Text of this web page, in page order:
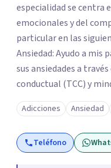
especialidad se
emocionales y del
particular en las siguientes áreas:
Ansiedad: Ayudo a mis pacientes a comprender y manejar
sus ansiedades a
conductual (TCC) y
herramientas
estresantes. 2. Depresión: Trabajo con individuos que
experimentan
explorar sus
Adicciones Ansiedad
Teléfono